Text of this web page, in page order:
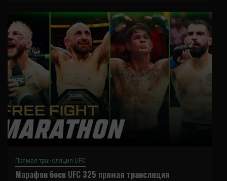
Прямая трансляция UFC
Марафон боев UFC 325 прямая трансляция